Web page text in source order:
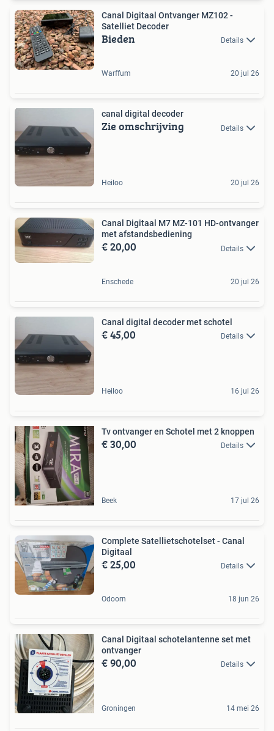
Canal Digitaal Ontvanger MZ102 -
Satelliet Decoder
Bieden Details
Warffum 20 jul 26
canal digital decoder
Zie omschrijving Details
Heiloo 20 jul 26
Canal Digitaal M7 MZ-101 HD-ontvanger
met afstandsbediening
€ 20,00 Details
Enschede 20 jul 26
Canal digital decoder met schotel
€ 45,00 Details
Heiloo 16 jul 26
Tv ontvanger en Schotel met 2 knoppen
€ 30,00 Details
Beek 17 jul 26
Complete Satellietschotelset - Canal
Digitaal
€ 25,00 Details
Odoorn 18 jun 26
Canal Digitaal schotelantenne set met
ontvanger
€ 90,00 Details
Groningen 14 mei 26